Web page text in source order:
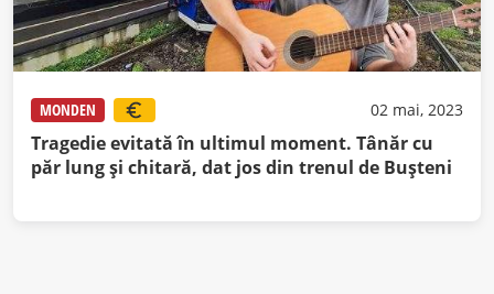
MONDEN 02 mai, 2023
Tragedie evitată în ultimul moment. Tânăr cu
păr lung și chitară, dat jos din trenul de Bușteni